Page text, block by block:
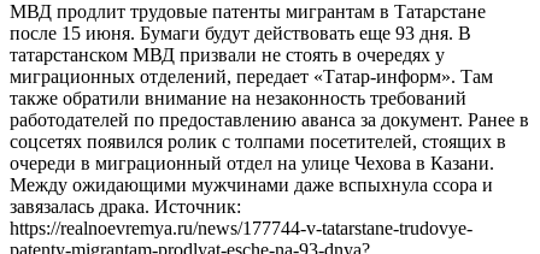
МВД продлит трудовые патенты мигрантам в Татарстане
после 15 июня. Бумаги будут действовать еще 93 дня. В
татарстанском МВД призвали не стоять в очередях у
миграционных отделений, передает «Татар-информ». Там
также обратили внимание на незаконность требований
работодателей по предоставлению аванса за документ. Ранее в
соцсетях появился ролик с толпами посетителей, стоящих в
очереди в миграционный отдел на улице Чехова в Казани.
Между ожидающими мужчинами даже вспыхнула ссора и
завязалась драка. Источник:
https://realnoevremya.ru/news/177744-v-tatarstane-trudovye-